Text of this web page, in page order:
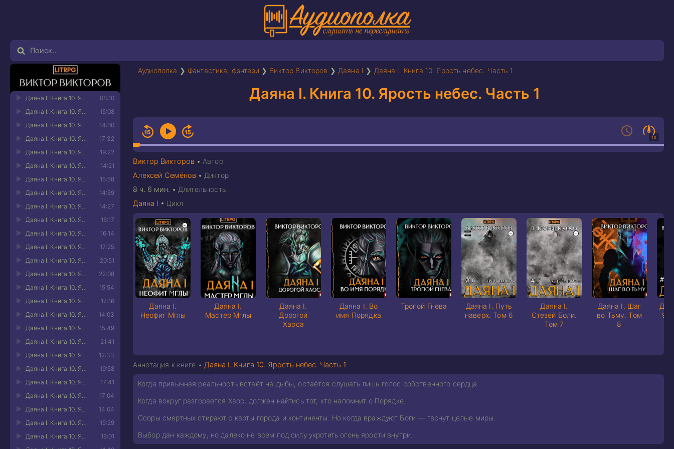
Аудиополка ❯ Фантастика, фэнтези ❯ Виктор Викторов ❯ Даяна I ❯ Даяна I. Книга 10. Ярость небес. Часть 1
Даяна I. Книга 10. Ярость небес. Часть 1
1X
Виктор Викторов • Автор
Алексей Семёнов • Диктор
8 ч. 6 мин. • Длительность
08:10
15:08
14:00
17:32
19:22
14:21
15:58
14:59
14:27
16:17
16:14
17:25
20:51
22:08
15:54
17:16
14:03
15:49
21:41
12:33
19:58
17:41
17:04
14:04
15:29
16:01
Даяна I • Цикл
Даяна I.
Неофит Мглы
Даяна I.
Мастер Мглы
Даяна I.
Дорогой
Хаоса
Даяна I. Во
имя Порядка
Тропой Гнева
Даяна I. Путь
наверх. Том 6
Даяна I.
Стезёй Боли.
Том 7
Даяна I. Шаг
во Тьму. Том
8
9.
Аннотация к книге • Даяна I. Книга 10. Ярость небес. Часть 1
Когда привычная реальность встаёт на дыбы, остаётся слушать лишь голос собственного сердца.
Когда вокруг разгорается Хаос, должен найтись тот, кто напомнит о Порядке.
Ссоры смертных стирают с карты города и континенты. Но когда враждуют Боги — гаснут целые миры.
Выбор дан каждому, но далеко не всем под силу укротить огонь ярости внутри.